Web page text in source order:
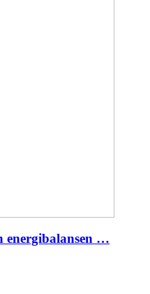
energibalansen …